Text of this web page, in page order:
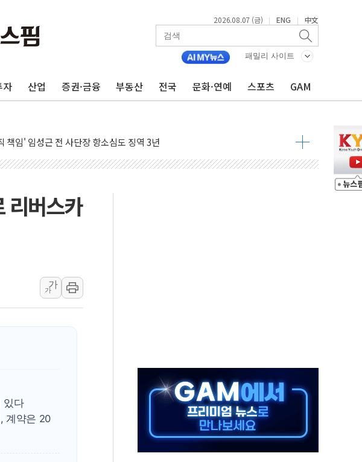
2026.08.07 (금) | ENG | 中文
패밀리 사이트
자 산업 증권·금융 부동산 전국 문화·연예 스포츠 GAM
'창설 80주년' 기념식...지역축제 '불금전파, 송정'과 상생
단의료복합단지 지정 준비 본격화…'AI 데이터 기반 메디테크 혁신허브' 구상
화정역 인근 도로 4중 추돌…1명 심정지·5명 부상
야산서 산불 진화 중...진화헬기 3대 투입
이션, 상반기 매출 첫 2000억원 돌파
고창해상풍력에 4000억 금융 지원
늘 67개 점포 영업 재개...장바구니에 홈플러스 담아달라" 호소
쏘아 올린 CIFO, 금융지주 포용금융 조직개편 신호탄
간 앞서 침수 예측"…건설연, AI 위험기상 기술 개발
내생산세액공제·인증제도 개선 수혜 기대"
리버스카
가
가
있다
계약은 20